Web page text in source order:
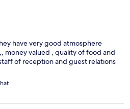
Quindi unico neo di questa
have very good atmosphere
money valued , quality of food and
of reception and guest relations